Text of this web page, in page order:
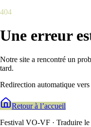
404
Une erreur
Notre site a rencontré un
tard.
Redirection automatique vers
Retour à l’accueil
Festival VO-VF · Traduire le